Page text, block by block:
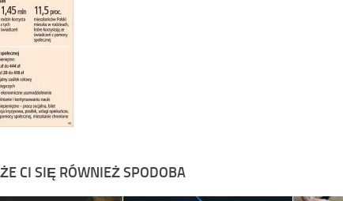
CI SIĘ RÓWNIEŻ SPODOBA